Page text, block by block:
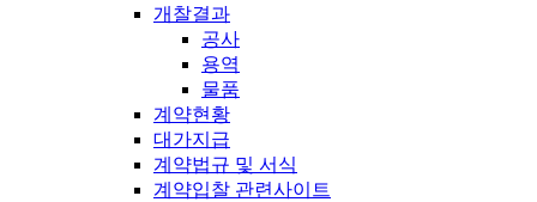
개찰결과
공사
용역
물품
계약현황
대가지급
계약법규 및 서식
계약입찰 관련사이트